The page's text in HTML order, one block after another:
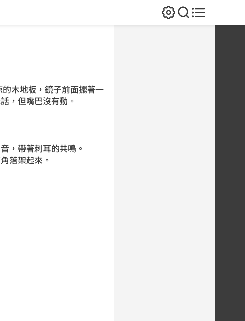
木地板，鏡子前面擺著一
，但嘴巴沒有動。
，帶著刺耳的共鳴。
落架起來。